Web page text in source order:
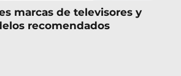
marcas de televisores y
recomendados